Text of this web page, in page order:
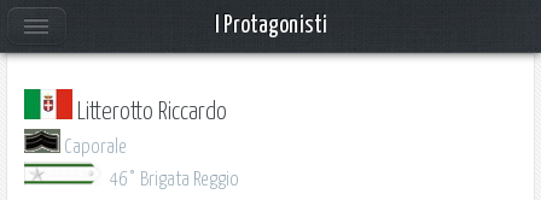
Litterotto Riccardo
Caporale
46° Brigata Reggio
I Protagonisti